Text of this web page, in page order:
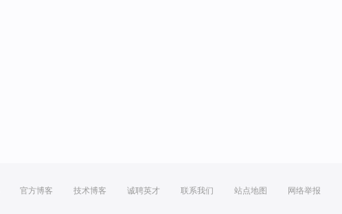
官方博客 技术博客 诚聘英才 联系我们 站点地图 网络举报